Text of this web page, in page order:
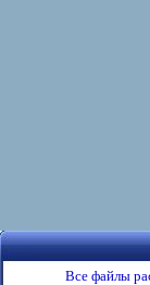
Все файлы